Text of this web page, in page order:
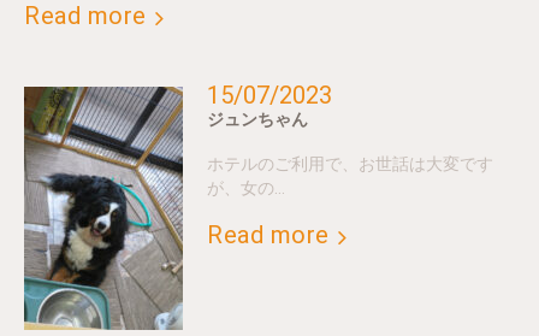
Read more
15/07/2023
ジュンちゃん
ホテルのご利用で、お世話は大変です
が、女の…
Read more